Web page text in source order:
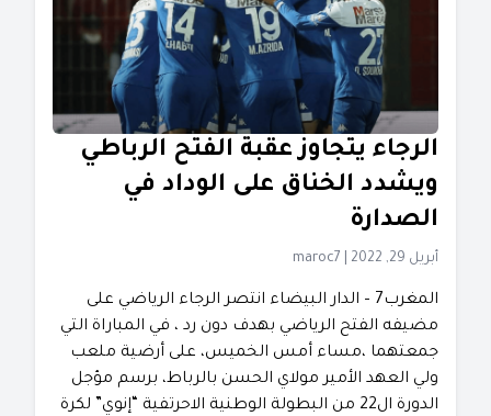
الرجاء يتجاوز عقبة الفتح الرباطي
ويشدد الخناق على الوداد في
الصدارة
أبريل 29, 2022 maroc7
المغرب7 – الدار البيضاء انتصر الرجاء الرياضي على
مضيفه الفتح الرياضي بهدف دون رد ، في المباراة التي
جمعتهما ،مساء أمس الخميس، على أرضية ملعب
ولي العهد الأمير مولاي الحسن بالرباط، برسم مؤجل
الدورة ال22 من البطولة الوطنية الاحرتفية “إنوي” لكرة